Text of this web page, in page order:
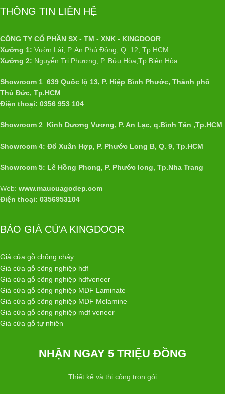
THÔNG TIN LIÊN HỆ
CÔNG TY CỔ PHẦN SX - TM - XNK - KINGDOOR
Xưởng 1: Vườn Lài, P. An Phú Đông, Q. 12, Tp.HCM
Xưởng 2: Nguyễn Tri Phương, P. Bửu Hòa,Tp.Biên Hòa
Showroom 1: 639 Quốc lộ 13, P. Hiệp Bình Phước, Thành phố
Thủ Đức, Tp.HCM
Điện thoại: 0356 953 104
Showroom 2: Kinh Dương Vương, P. An Lạc, q.Bình Tân ,Tp.HCM
Showroom 4: Đổ Xuân Hợp, P. Phước Long B, Q. 9, Tp.HCM
Showroom 5: Lê Hồng Phong, P. Phước long, Tp.Nha Trang
Web: www.maucuagodep.com
Điện thoại: 0356953104
BÁO GIÁ CỬA KINGDOOR
Giá cửa gỗ chống cháy
Giá cửa gỗ công nghiệp hdf
Giá cửa gỗ công nghiệp hdfveneer
Giá cửa gỗ công nghiệp MDF Laminate
Giá cửa gỗ công nghiệp MDF Melamine
Giá cửa gỗ công nghiệp mdf veneer
Giá cửa gỗ tự nhiên
NHẬN NGAY 5 TRIỆU ĐỒNG
Thiết kế và thi công trọn gói